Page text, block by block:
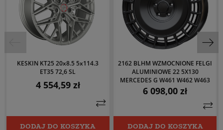
KESKIN KT25 20x8.5 5x114.3
ET35 72,6 SL
Cena
4 554,59 zł
DODAJ DO KOSZYKA
2162 BLHM WZMOCNIONE FELGI
ALUMINIOWE 22 5X130
MERCEDES G W461 W462 W463
Cena
6 098,00 zł
DODAJ DO KOSZYKA